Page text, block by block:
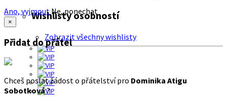
Wishlisty osobností
Zobrazit všechny wishlisty
Ano, vyjmout Ne, ponechat
×
Přidat do přátel
Chceš poslat žádost o přátelství pro Dominika Atigu
Sobotková?